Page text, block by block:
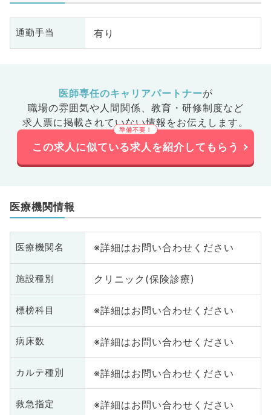
通勤手当 有り
医師専任のキャリアパートナーが
職場の雰囲気や人間関係、 教育・研修制度など
求人票に掲載されていない情報をお伝えします。
この求人に似ている求人を紹介してもらう
医療機関情報
医療機関名 ※詳細はお問い合わせください
施設種別 クリニック(保険診療)
標榜科目 ※詳細はお問い合わせください
病床数 ※詳細はお問い合わせください
カルテ種別 ※詳細はお問い合わせください
救急指定 ※詳細はお問い合わせください